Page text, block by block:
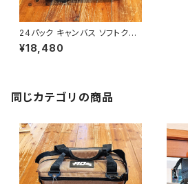
24パック キャンバス ソフトクー
ラーブレイクアップ
¥18,480
同じカテゴリの商品